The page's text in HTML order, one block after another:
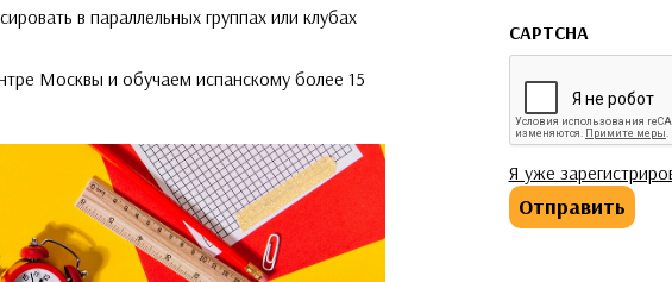
в параллельных группах или клубах
Москвы и обучаем испанскому более 15
CAPTCHA
Я уже
Отправить